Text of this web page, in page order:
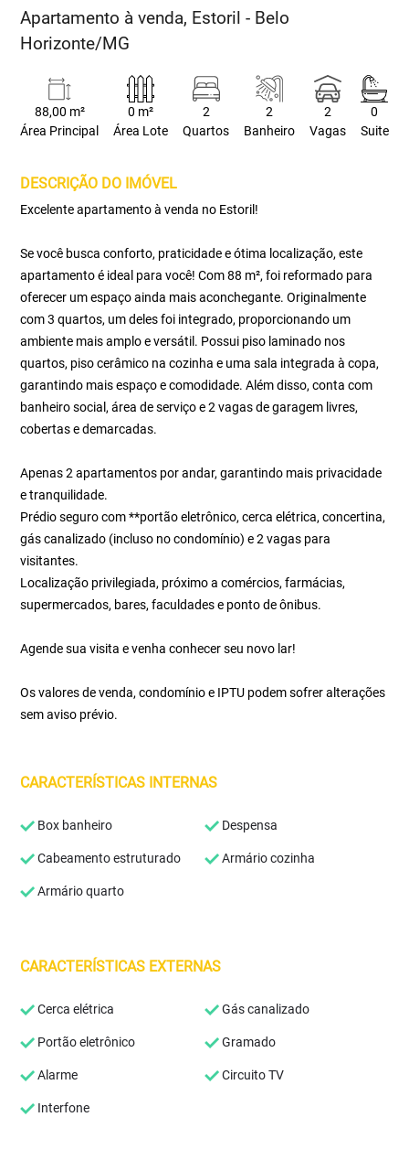
Apartamento à venda, Estoril - Belo
Horizonte/MG
88,00 m²
Área Principal
0 m²
Área Lote
2
Quartos
2
Banheiro
2
Vagas
0
Suite
DESCRIÇÃO DO IMÓVEL
Excelente apartamento à venda no Estoril!
Se você busca conforto, praticidade e ótima localização, este
apartamento é ideal para você! Com 88 m², foi reformado para
oferecer um espaço ainda mais aconchegante. Originalmente
com 3 quartos, um deles foi integrado, proporcionando um
ambiente mais amplo e versátil. Possui piso laminado nos
quartos, piso cerâmico na cozinha e uma sala integrada à copa,
garantindo mais espaço e comodidade. Além disso, conta com
banheiro social, área de serviço e 2 vagas de garagem livres,
cobertas e demarcadas.
Apenas 2 apartamentos por andar, garantindo mais privacidade
e tranquilidade.
Prédio seguro com **portão eletrônico, cerca elétrica, concertina,
gás canalizado (incluso no condomínio) e 2 vagas para
visitantes.
Localização privilegiada, próximo a comércios, farmácias,
supermercados, bares, faculdades e ponto de ônibus.
Agende sua visita e venha conhecer seu novo lar!
Os valores de venda, condomínio e IPTU podem sofrer alterações
sem aviso prévio.
CARACTERÍSTICAS INTERNAS
Box banheiro Despensa
Cabeamento estruturado Armário cozinha
Armário quarto
CARACTERÍSTICAS EXTERNAS
Cerca elétrica Gás canalizado
Portão eletrônico Gramado
Alarme Circuito TV
Interfone